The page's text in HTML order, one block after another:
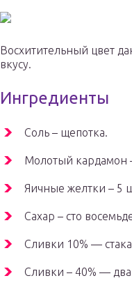
Восхитительный цвет
вкусу.
Ингредиенты
Соль – щепотка.
Молотый кардамон
Яичные желтки – 5
Сахар – сто
Сливки 10% —
Сливки – 40% — два